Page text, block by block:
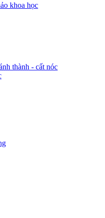
khoa học
thành - cất nóc